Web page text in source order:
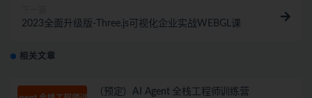
2023全面升级版-Three.js可视化企业实战WEBGL课
相关文章
（预定）AI Agent 全栈工程师训练营